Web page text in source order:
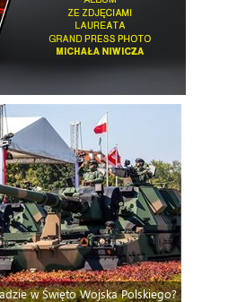
w Święto Wojska Polskiego?